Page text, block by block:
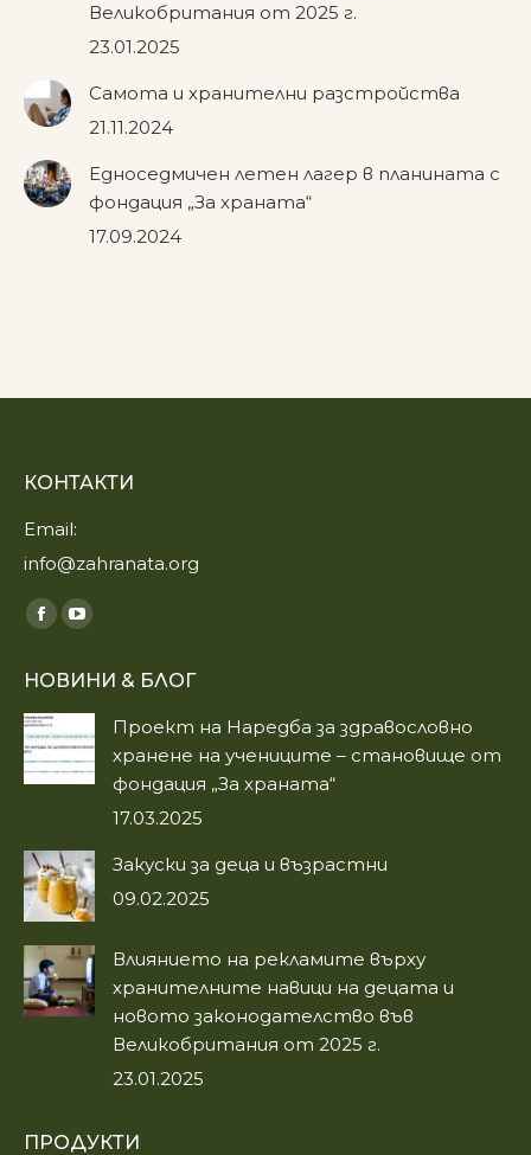
Великобритания от 2025 г.
23.01.2025
Самота и хранителни разстройства
21.11.2024
Едноседмичен летен лагер в планината с
фондация „За храната“
17.09.2024
КОНТАКТИ
Email:
info@zahranata.org
Find us on:
Facebook
opens
in
new
window
YouTube
opens
in
new
window
НОВИНИ & БЛОГ
Проект на Наредба за здравословно
хранене на учениците – становище от
фондация „За храната“
17.03.2025
Закуски за деца и възрастни
09.02.2025
Влиянието на рекламите върху
хранителните навици на децата и
новото законодателство във
Великобритания от 2025 г.
23.01.2025
ПРОДУКТИ